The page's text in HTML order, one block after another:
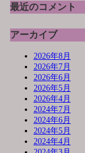
最近のコメント
アーカイブ
2026年8月
2026年7月
2026年6月
2026年5月
2026年4月
2024年7月
2024年6月
2024年5月
2024年4月